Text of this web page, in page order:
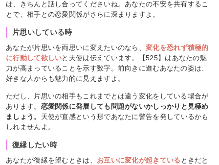
は、きちんと話し合ってくださいね。あなたの不安を共有するこ
とで、相手との恋愛関係がさらに深まりますよ。
片思いしている時
あなたが片思いを両思いに変えたいのなら、 変化を恐れず積極的
に行動して欲しいと天使は伝えています。【525】はあなたの魅
力が高まっていることを示す数字。前向きに進むあなたの姿は、
好きな人からも魅力的に見えますよ。
ただし、片思いの相手もこれまでとは違う変化をしている場合が
あります。 恋愛関係に発展しても問題がないかしっかりと見極め
ましょう。 天使が直感という形であなたに警告を発しているかも
しれませんよ。
復縁したい時
あなたが復縁を望むときは、 お互いに変化が起きている ときだと